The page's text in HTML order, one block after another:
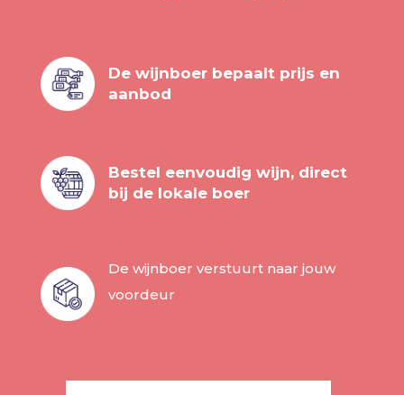
De wijnboer bepaalt prijs en
aanbod
Bestel eenvoudig wijn, direct
bij de lokale boer
De wijnboer verstuurt naar jouw
voordeur